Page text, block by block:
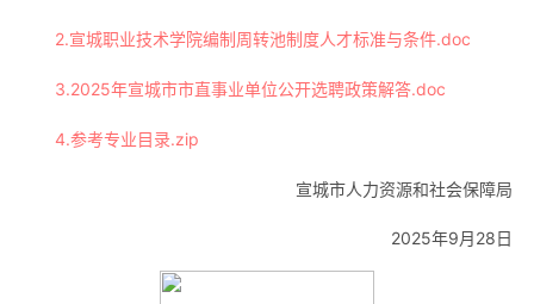
2.宣城职业技术学院编制周转池制度人才标准与条件.doc
3.2025年宣城市市直事业单位公开选聘政策解答.doc
4.参考专业目录.zip
宣城市人力资源和社会保障局
2025年9月28日